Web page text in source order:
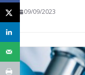
09/09/2023